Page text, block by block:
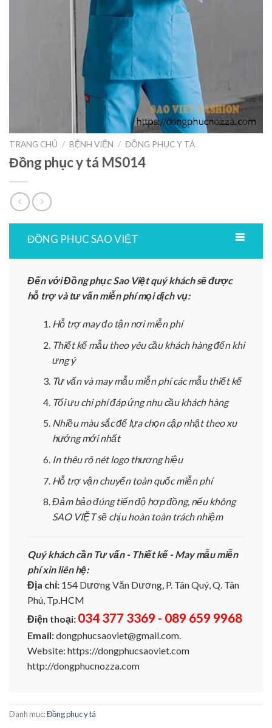
TRANG CHỦ / BỆNH VIỆN / ĐỒNG PHỤC Y TÁ
Đồng phục y tá MS014
ĐỒNG PHỤC SAO VIỆT
Đến với Đồng phục Sao Việt quý khách sẽ được
hỗ trợ và tư vấn miễn phí mọi dịch vụ:
Hỗ trợ may đo tận nơi miễn phí
Thiết kế mẫu theo yêu cầu khách hàng đến khi
ưng ý
Tư vấn và may mẫu miễn phí các mẫu thiết kế
Tối ưu chi phí đáp ứng nhu cầu khách hàng
Nhiều màu sắc để lựa chọn cập nhật theo xu
hướng mới nhất
In thêu rõ nét logo thương hiệu
Hỗ trợ vận chuyển toàn quốc miễn phí
Đảm bảo đúng tiến độ hợp đồng, nếu không
SAO VIỆT sẽ chịu hoàn toàn trách nhiệm
Quý khách cần Tư vấn - Thiết kế - May mẫu miễn
phí xin liên hệ:
Địa chỉ: 154 Dương Văn Dương, P. Tân Quý, Q. Tân
Phú, Tp.HCM
Điện thoại: 034 377 3369 - 089 659 9968
Email:dongphucsaoviet@gmail.com.
Website: https://dongphucsaoviet.com
http://dongphucnozza.com
Danh mục:Đồng phục y tá